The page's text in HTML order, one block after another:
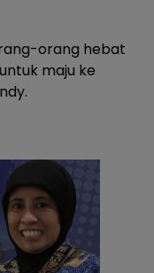
orang hebat
maju ke